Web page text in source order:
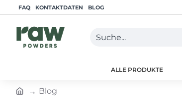
FAQ KONTAKTDATEN BLOG
Suche...
ALLE PRODUKTE
Blog